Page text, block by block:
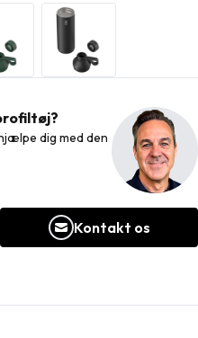
dig med den
Kontakt os